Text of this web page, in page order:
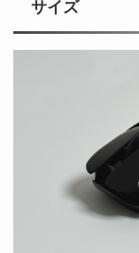
サイズ